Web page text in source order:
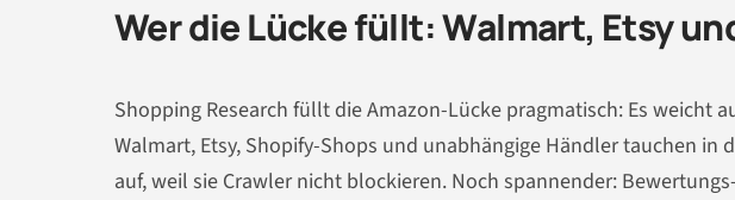
Wer die Lücke füllt: Walmart, Etsy
Shopping Research füllt die Amazon-Lücke pragmatisch: Es weicht
Walmart, Etsy, Shopify-Shops und unabhängige Händler tauchen
auf, weil sie Crawler nicht blockieren. Noch spannender: